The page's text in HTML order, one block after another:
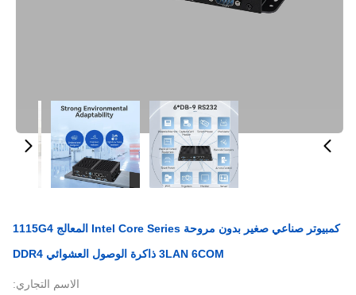
كمبيوتر صناعي صغير بدون مروحة Intel Core Series المعالج 1115G4
3LAN 6COM ذاكرة الوصول العشوائي DDR4
الاسم التجاري: